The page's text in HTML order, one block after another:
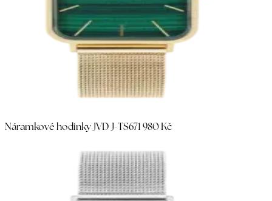
Náramkové hodinky JVD J-TS671 980 Kč